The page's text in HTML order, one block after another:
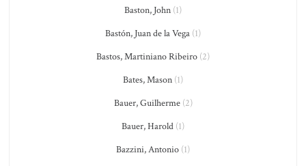
Baston, John (1)
Bastón, Juan de la Vega (1)
Bastos, Martiniano Ribeiro (2)
Bates, Mason (1)
Bauer, Guilherme(2)
Bauer, Harold (1)
Bazzini, Antonio (1)